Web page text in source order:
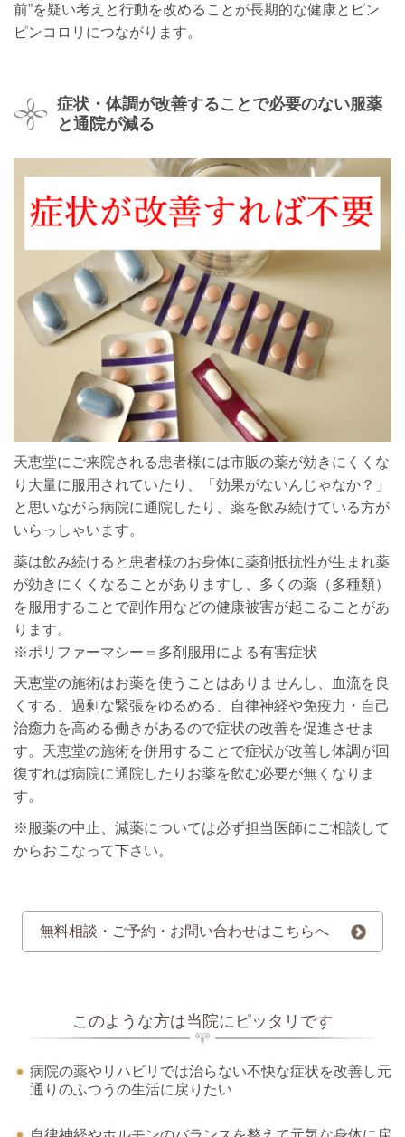
前”を疑い考えと行動を改めることが長期的な健康とピン
ピンコロリにつながります。
症状・体調が改善することで必要のない服薬
と通院が減る
天恵堂にご来院される患者様には市販の薬が効きにくくな
り大量に服用されていたり、「効果がないんじゃなか？」
と思いながら病院に通院したり、薬を飲み続けている方が
いらっしゃいます。
薬は飲み続けると患者様のお身体に薬剤抵抗性が生まれ薬
が効きにくくなることがありますし、多くの薬（多種類）
を服用することで副作用などの健康被害が起こることがあ
ります。
※ポリファーマシー＝多剤服用による有害症状
天恵堂の施術はお薬を使うことはありませんし、血流を良
くする、過剰な緊張をゆるめる、自律神経や免疫力・自己
治癒力を高める働きがあるので症状の改善を促進させま
す。天恵堂の施術を併用することで症状が改善し体調が回
復すれば病院に通院したりお薬を飲む必要が無くなりま
す。
※服薬の中止、減薬については必ず担当医師にご相談して
からおこなって下さい。
無料相談・ご予約・お問い合わせはこちらへ
このような方は当院にピッタリです
病院の薬やリハビリでは治らない不快な症状を改善し元
通りのふつうの生活に戻りたい